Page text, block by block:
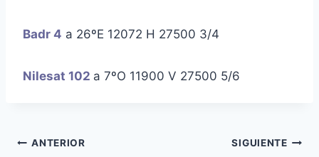
Badr 4 a 26ºE 12072 H 27500 3/4
Nilesat 102 a 7ºO 11900 V 27500 5/6
Navegación
ANTERIOR SIGUIENTE